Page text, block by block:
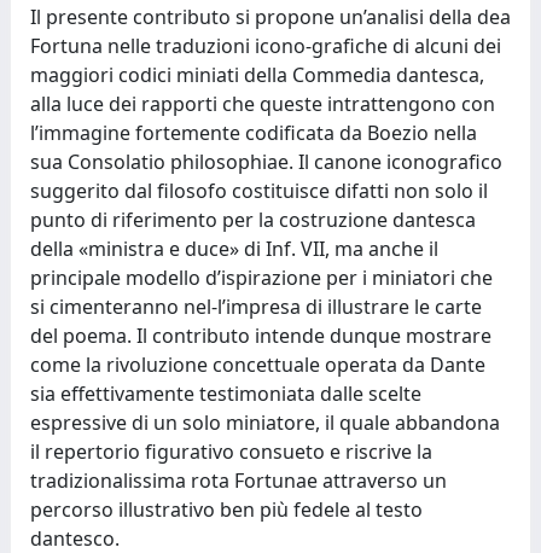
Il presente contributo si propone un’analisi della dea
Fortuna nelle traduzioni icono-grafiche di alcuni dei
maggiori codici miniati della Commedia dantesca,
alla luce dei rapporti che queste intrattengono con
l’immagine fortemente codificata da Boezio nella
sua Consolatio philosophiae. Il canone iconografico
suggerito dal filosofo costituisce difatti non solo il
punto di riferimento per la costruzione dantesca
della «ministra e duce» di Inf. VII, ma anche il
principale modello d’ispirazione per i miniatori che
si cimenteranno nel-l’impresa di illustrare le carte
del poema. Il contributo intende dunque mostrare
come la rivoluzione concettuale operata da Dante
sia effettivamente testimoniata dalle scelte
espressive di un solo miniatore, il quale abbandona
il repertorio figurativo consueto e riscrive la
tradizionalissima rota Fortunae attraverso un
percorso illustrativo ben più fedele al testo
dantesco.